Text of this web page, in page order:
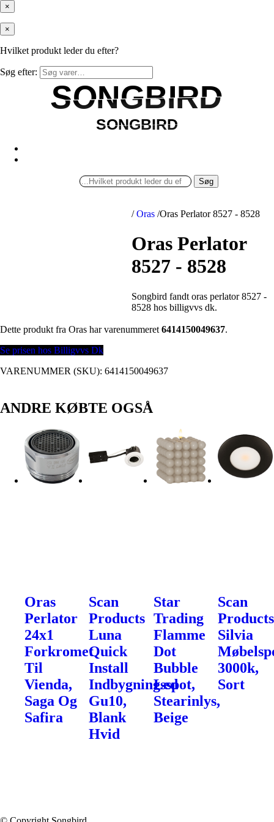
×
×
Hvilket produkt leder du efter?
Søg efter:
SONGBIRD
SONGBIRD
SONGBIRD
SONGBIRD
Søg
/ Oras /Oras Perlator 8527 - 8528
Oras Perlator
8527 - 8528
Songbird fandt oras perlator 8527 -
8528 hos billigvvs dk.
Dette produkt fra Oras har varenummeret 6414150049637.
Se prisen hos Billigvvs Dk
VARENUMMER (SKU): 6414150049637
ANDRE KØBTE OGSÅ
Oras
Perlator
24x1
Forkromet
Til
Vienda,
Saga Og
Safira
Scan
Products
Luna
Quick
Install
Indbygningsspot,
Gu10,
Blank
Hvid
Star
Trading
Flamme
Dot
Bubble
Led
Stearinlys,
Beige
Scan
Products
Silvia
3000k,
Sort